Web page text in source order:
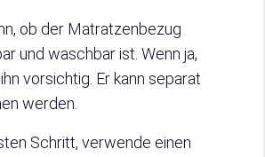
ob der Matratzenbezug
und waschbar ist. Wenn ja,
vorsichtig. Er kann separat
werden.
Schritt, verwende einen